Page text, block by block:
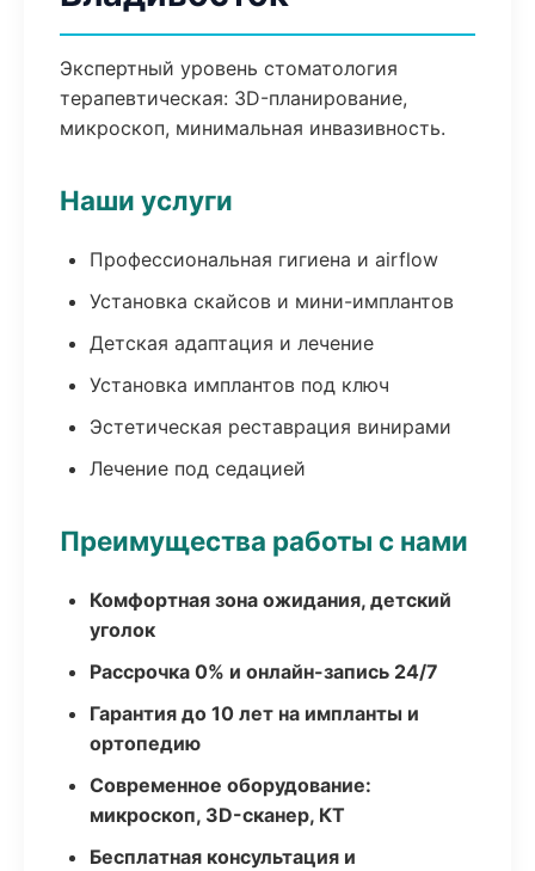
Экспертный уровень стоматология
терапевтическая: 3D-планирование,
микроскоп, минимальная инвазивность.
Наши услуги
Профессиональная гигиена и airflow
Установка скайсов и мини-имплантов
Детская адаптация и лечение
Установка имплантов под ключ
Эстетическая реставрация винирами
Лечение под седацией
Преимущества работы с нами
Комфортная зона ожидания, детский
уголок
Рассрочка 0% и онлайн-запись 24/7
Гарантия до 10 лет на импланты и
ортопедию
Современное оборудование:
микроскоп, 3D-сканер, КТ
Бесплатная консультация и